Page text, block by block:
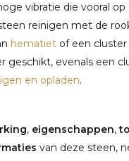
vibratie die vooral
reinigen met de
hematiet of een cluster
geschikt, evenals een
en opladen.
, eigenschappen,
van deze steen,